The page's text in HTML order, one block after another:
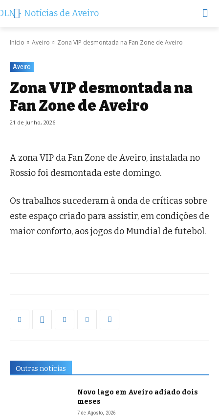
Início Aveiro Zona VIP desmontada na Fan Zone de Aveiro
Aveiro
Zona VIP desmontada na
Fan Zone de Aveiro
21 de Junho, 2026
A zona VIP da Fan Zone de Aveiro, instalada no
Rossio foi desmontada este domingo.
Os trabalhos sucederam à onda de críticas sobre
este espaço criado para assistir, em condições de
maior conforto, aos jogos do Mundial de futebol.
Outras notícias
Novo lago em Aveiro adiado dois
meses
7 de Agosto, 2026